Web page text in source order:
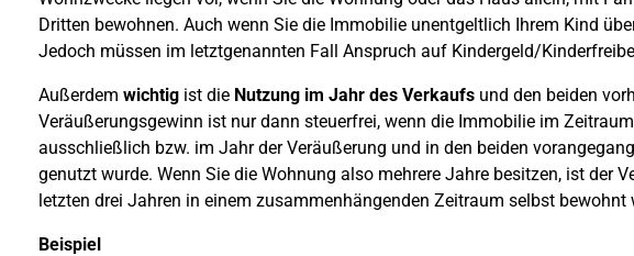
Dritten bewohnen. Auch wenn Sie die Immobilie unentgeltlich Ihrem Kind
Jedoch müssen im letztgenannten Fall Anspruch auf Kindergeld/
Außerdem wichtigist die Nutzung im Jahr des Verkaufsund den beiden
Veräußerungsgewinn ist nur dann steuerfrei, wenn die Immobilie im
ausschließlich bzw. im Jahr der Veräußerung und in den beiden
genutzt wurde. Wenn Sie die Wohnung also mehrere Jahre besitzen, ist der
letzten drei Jahren in einem zusammenhängenden Zeitraum selbst bewohnt
Beispiel